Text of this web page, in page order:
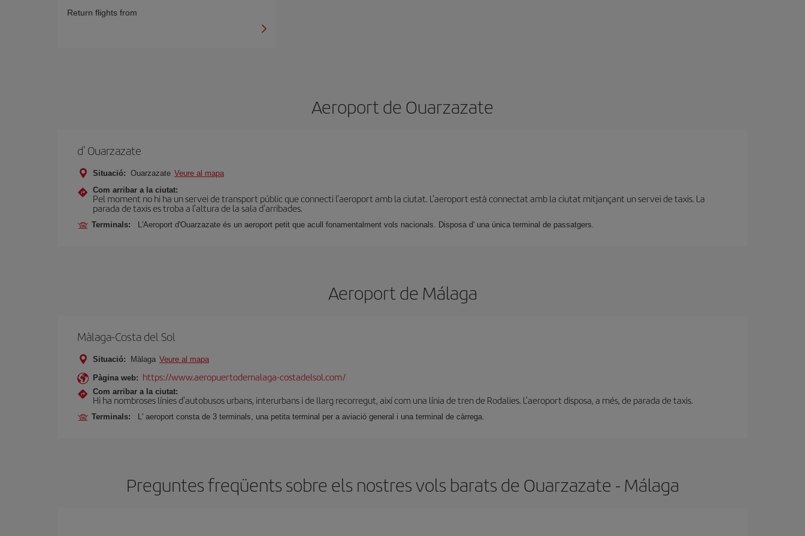
Return flights from
Aeroport de Ouarzazate
d' Ouarzazate
Situació: Ouarzazate Veure al mapa
Com arribar a la ciutat:
Pel moment no hi ha un servei de transport públic que connecti l'aeroport amb la ciutat. L'aeroport està connectat amb la ciutat mitjançant un servei de taxis. La
parada de taxis es troba a l'altura de la sala d'arribades.
Terminals: L'Aeroport d'Ouarzazate és un aeroport petit que acull fonamentalment vols nacionals. Disposa d' una única terminal de passatgers.
Aeroport de Málaga
Màlaga-Costa del Sol
Situació: Màlaga Veure al mapa
Pàgina web: https://www.aeropuertodemalaga-costadelsol.com/
Com arribar a la ciutat:
Hi ha nombroses línies d'autobusos urbans, interurbans i de llarg recorregut, així com una línia de tren de Rodalies. L'aeroport disposa, a més, de parada de taxis.
Terminals: L' aeroport consta de 3 terminals, una petita terminal per a aviació general i una terminal de càrrega.
Preguntes freqüents sobre els nostres vols barats de Ouarzazate - Málaga